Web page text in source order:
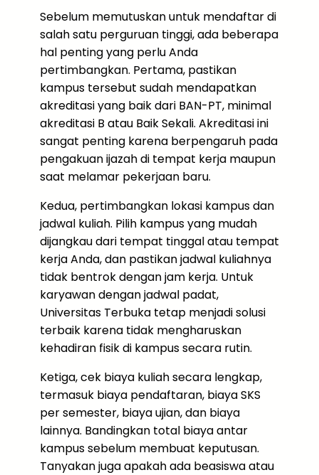
Sebelum memutuskan untuk mendaftar di
salah satu perguruan tinggi, ada beberapa
hal penting yang perlu Anda
pertimbangkan. Pertama, pastikan
kampus tersebut sudah mendapatkan
akreditasi yang baik dari BAN-PT, minimal
akreditasi B atau Baik Sekali. Akreditasi ini
sangat penting karena berpengaruh pada
pengakuan ijazah di tempat kerja maupun
saat melamar pekerjaan baru.
Kedua, pertimbangkan lokasi kampus dan
jadwal kuliah. Pilih kampus yang mudah
dijangkau dari tempat tinggal atau tempat
kerja Anda, dan pastikan jadwal kuliahnya
tidak bentrok dengan jam kerja. Untuk
karyawan dengan jadwal padat,
Universitas Terbuka tetap menjadi solusi
terbaik karena tidak mengharuskan
kehadiran fisik di kampus secara rutin.
Ketiga, cek biaya kuliah secara lengkap,
termasuk biaya pendaftaran, biaya SKS
per semester, biaya ujian, dan biaya
lainnya. Bandingkan total biaya antar
kampus sebelum membuat keputusan.
Tanyakan juga apakah ada beasiswa atau